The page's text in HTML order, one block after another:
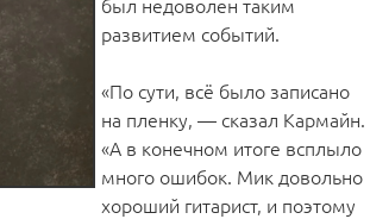
развитием событий.
«По сути, всё было записано
на пленку, — сказал Кармайн.
«А в конечном итоге всплыло
много ошибок. Мик довольно
хороший гитарист, и поэтому